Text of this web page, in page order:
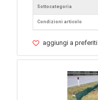
Sottocategoria
Condizioni articolo
aggiungi a preferiti